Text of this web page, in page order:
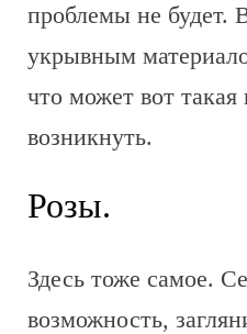
проблемы не будет.
укрывным
что может вот такая
возникнуть.
Розы.
Здесь тоже самое.
возможность,